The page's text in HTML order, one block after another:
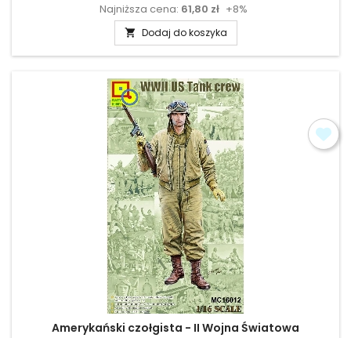
podstawowa
Najniższa cena: 61,80 zł +8%
 Dodaj do koszyka
Amerykański czołgista - II Wojna Światowa